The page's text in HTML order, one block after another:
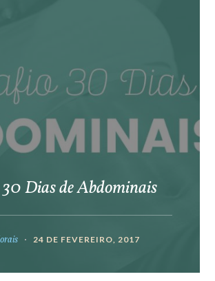
Dias de Abdominais
24 DE FEVEREIRO, 2017